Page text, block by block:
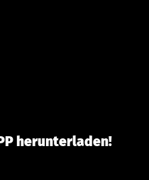
herunterladen!